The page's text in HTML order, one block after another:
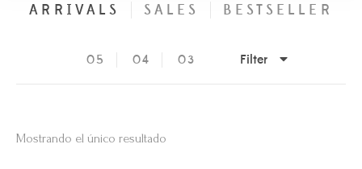
ARRIVALS SALES BESTSELLER
05 04 03 Filter
Mostrando el único resultado